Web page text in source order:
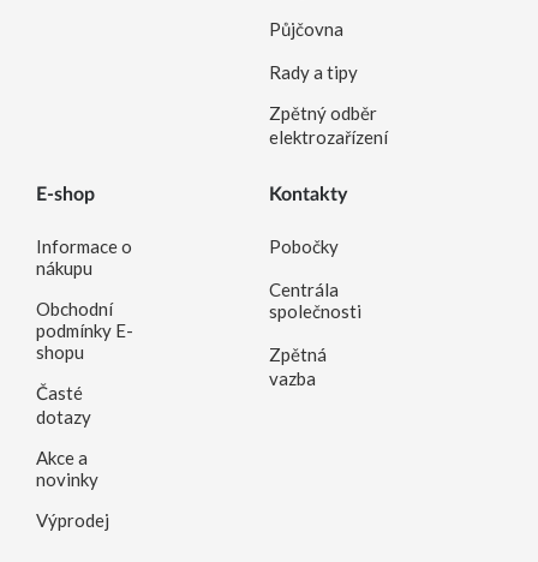
Půjčovna
Rady a tipy
Zpětný odběr
elektrozařízení
E-shop
Informace o
nákupu
Obchodní
podmínky E-
shopu
Časté
dotazy
Akce a
novinky
Výprodej
Kontakty
Pobočky
Centrála
společnosti
Zpětná
vazba